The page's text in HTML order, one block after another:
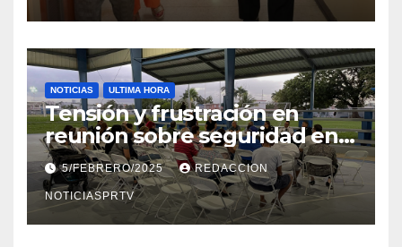
NOTICIAS ULTIMA HORA
Tensión y frustración en
reunión sobre seguridad en
Reparto Metropolitano
5/FEBRERO/2025 REDACCION
NOTICIASPRTV